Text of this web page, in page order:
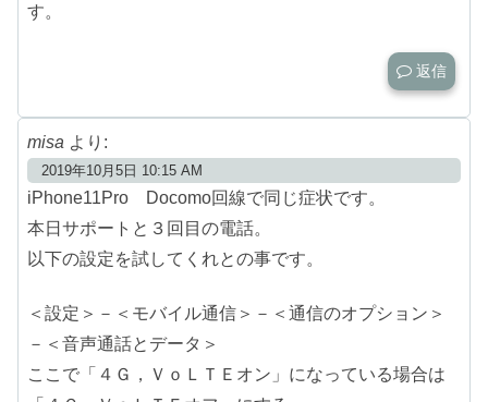
す。
返信
misa より:
2019年10月5日 10:15 AM
iPhone11Pro Docomo回線で同じ症状です。
本日サポートと３回目の電話。
以下の設定を試してくれとの事です。
＜設定＞－＜モバイル通信＞－＜通信のオプション＞
－＜音声通話とデータ＞
ここで「４Ｇ，ＶｏＬＴＥオン」になっている場合は